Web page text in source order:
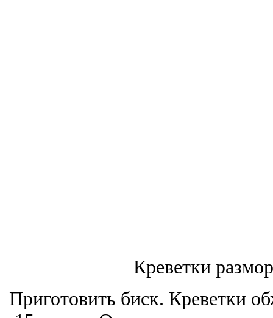
Креветки
Приготовить биск. Креветки